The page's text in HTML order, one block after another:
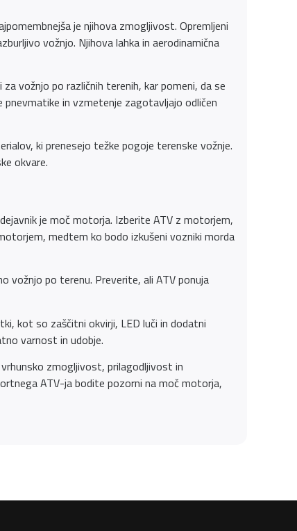
je njihova zmogljivost. Opremljeni
vožnjo. Njihova lahka in aerodinamična
vožnjo po različnih terenih, kar pomeni, da se
in vzmetenje zagotavljajo odličen
ki prenesejo težke pogoje terenske vožnje.
okvare.
je moč motorja. Izberite ATV z motorjem,
medtem ko bodo izkušeni vozniki morda
vožnjo po terenu. Preverite, ali ATV ponuja
kot so zaščitni okvirji, LED luči in dodatni
varnost in udobje.
zmogljivost, prilagodljivost in
ATV-ja bodite pozorni na moč motorja,